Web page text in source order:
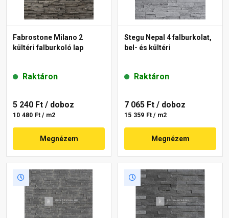
Fabrostone Milano 2
kültéri falburkoló lap
Raktáron
5 240 Ft / doboz
10 480 Ft / m2
Megnézem
Stegu Nepal 4 falburkolat,
bel- és kültéri
Raktáron
7 065 Ft / doboz
15 359 Ft / m2
Megnézem